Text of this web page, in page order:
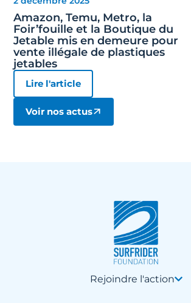
Amazon, Temu, Metro, la
Foir’fouille et la Boutique du
Jetable mis en demeure pour
vente illégale de plastiques
jetables
Lire l'article
Voir nos actus
Rejoindre l'action